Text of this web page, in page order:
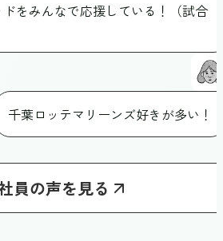
をみんなで応援している！（試合
千葉ロッテマリーンズ好きが多い！
員の声を見る